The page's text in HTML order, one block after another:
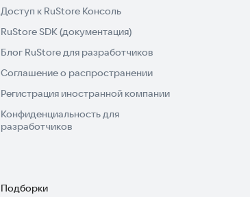
Доступ к RuStore Консоль
RuStore SDK (документация)
Блог RuStore для разработчиков
Соглашение о распространении
Регистрация иностранной компании
Конфиденциальность для
разработчиков
Подборки